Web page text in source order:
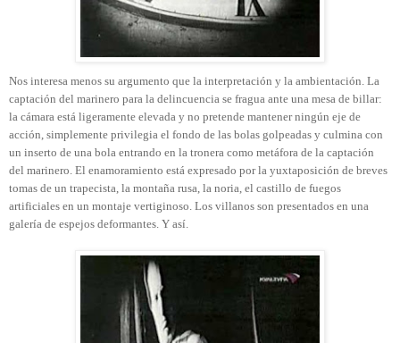
Nos interesa menos su argumento que la interpretación y la ambientación. La
captación del marinero para la delincuencia se fragua ante una mesa de billar:
la cámara está ligeramente elevada y no pretende mantener ningún eje de
acción, simplemente privilegia el fondo de las bolas golpeadas y culmina con
un inserto de una bola entrando en la tronera como metáfora de la captación
del marinero. El enamoramiento está expresado por la yuxtaposición de breves
tomas de un trapecista, la montaña rusa, la noria, el castillo de fuegos
artificiales en un montaje vertiginoso. Los villanos son presentados en una
galería de espejos deformantes. Y así.